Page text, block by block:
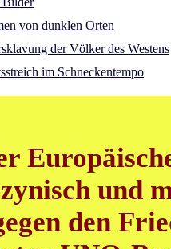
von dunklen Orten
der Völker des Westens
im Schneckentempo
und
den